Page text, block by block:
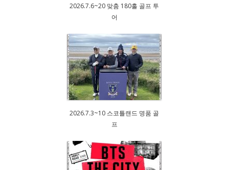
2026.7.6~20 맞춤 180홀 골프 투
어
2026.7.3~10 스코틀랜드 명품 골
프